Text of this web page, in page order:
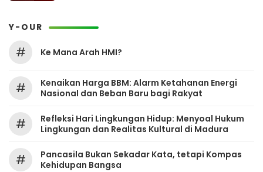
Y-OUR
# Ke Mana Arah HMI?
#
Kenaikan Harga BBM: Alarm Ketahanan Energi
Nasional dan Beban Baru bagi Rakyat
#
Refleksi Hari Lingkungan Hidup: Menyoal Hukum
Lingkungan dan Realitas Kultural di Madura
#
Pancasila Bukan Sekadar Kata, tetapi Kompas
Kehidupan Bangsa